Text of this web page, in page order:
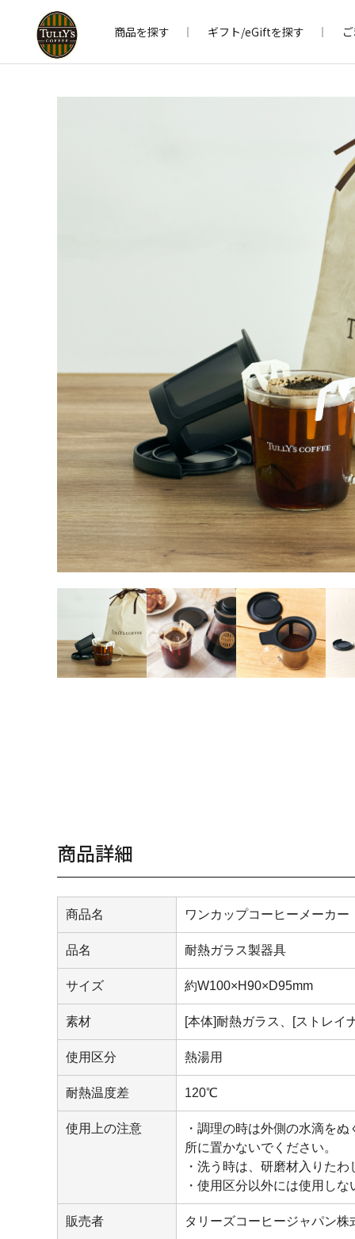
商品を探す ギフト/eGiftを探す
商品詳細
商品名 ワンカップコーヒーメーカー
品名 耐熱ガラス製器具
サイズ 約W100×H90×D95mm
素材 [本体]耐熱ガラス、[ストレイ
使用区分 熱湯用
耐熱温度差 120℃
使用上の注意
・調理の時は外側の水滴を
所に置かないでください。
・洗う時は、研磨材入りた
・使用区分以外には使用し
販売者 タリーズコーヒージャパン株